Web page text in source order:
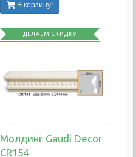
В корзину!
ДЕЛАЕМ СКИДКУ
Молдинг Gaudi Decor
CR154